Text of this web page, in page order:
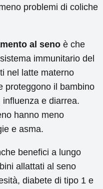
problemi di coliche
al seno è che
immunitario del
nel latte materno
proteggono il bambino
e diarrea.
hanno meno
e asma.
benefici a lungo
allattati al seno
diabete di tipo 1 e